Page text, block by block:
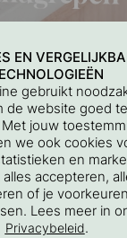
EN
gebruikt
de website goed
jouw
we ook cookies
en
accepteren,
of je voorkeuren
Lees meer in
Privacybeleid.
VISIT?
COUNTRY